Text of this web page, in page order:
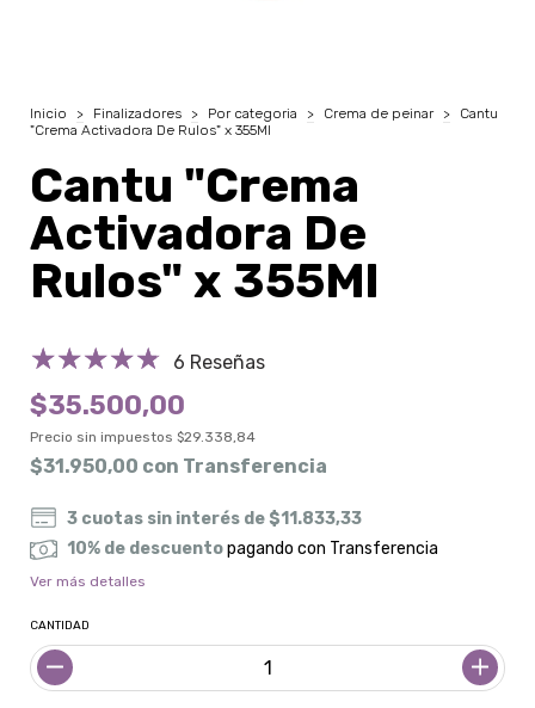
Inicio > Finalizadores > Por categoria > Crema de peinar >
Cantu
"Crema Activadora De Rulos" x 355Ml
Cantu "Crema
Activadora De
Rulos" x 355Ml
6 Reseñas
$35.500,00
Precio sin impuestos $29.338,84
$31.950,00 con Transferencia
3 cuotas sin interés de$11.833,33
10% de descuentopagando con Transferencia
Ver más detalles
CANTIDAD